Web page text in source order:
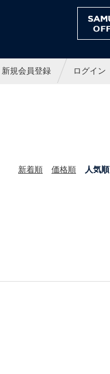
プ
新規会員登録 ログイン
新着順 価格順 人気順